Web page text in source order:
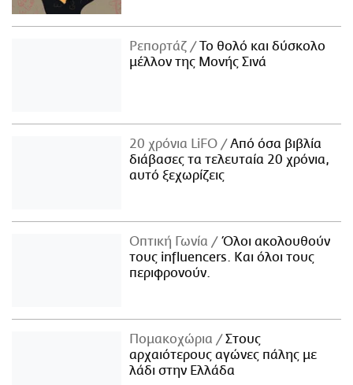
Ρεπορτάζ
Το θολό και δύσκολο
μέλλον της Μονής Σινά
20 χρόνια LiFO
Από όσα βιβλία
διάβασες τα τελευταία 20 χρόνια,
αυτό ξεχωρίζεις
Οπτική Γωνία
Όλοι ακολουθούν
τους influencers. Και όλοι τους
περιφρονούν.
Πομακοχώρια
Στους
αρχαιότερους αγώνες πάλης με
λάδι στην Ελλάδα